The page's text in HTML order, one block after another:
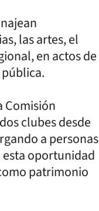
las artes, el
en actos de
Comisión
clubes desde
a personas
esta oportunidad
patrimonio